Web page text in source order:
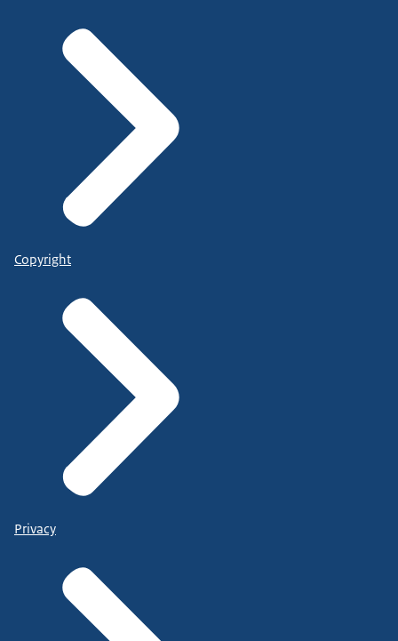
Copyright
Privacy